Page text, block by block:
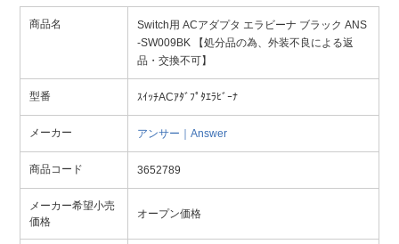
商品名
Switch用 ACアダプタ エラビーナ ブラック ANS
-SW009BK 【処分品の為、外装不良による返
品・交換不可】
型番 ｽｲｯﾁACｱﾀﾞﾌﾟﾀｴﾗﾋﾞｰﾅ
メーカー アンサー｜Answer
商品コード 3652789
メーカー希望小売
価格
オープン価格